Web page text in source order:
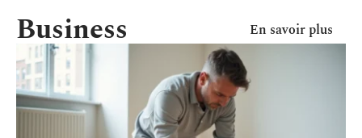
Business En savoir plus